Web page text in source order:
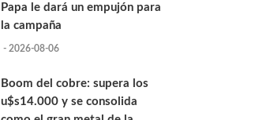
Papa le dará un empujón para
la campaña
- 2026-08-06
Boom del cobre: supera los
u$s14.000 y se consolida